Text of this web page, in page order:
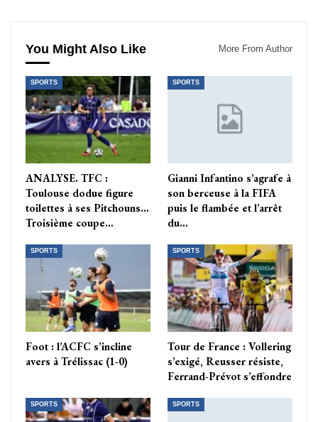
You Might Also Like More From Author
SPORTS
ANALYSE. TFC :
Toulouse dodue figure
toilettes à ses Pitchouns…
Troisième coupe…
SPORTS
Gianni Infantino s’agrafe à
son berceuse à la FIFA
puis le flambée et l’arrêt
du…
SPORTS
Foot : l’ACFC s’incline
avers à Trélissac (1-0)
SPORTS
Tour de France : Vollering
s’exigé, Reusser résiste,
Ferrand-Prévot s’effondre
SPORTS SPORTS